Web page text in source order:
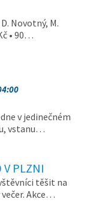
Novotný, M.
• 90…
v jedinečném
vstanu…
V PLZNI
těšit na
Akce…